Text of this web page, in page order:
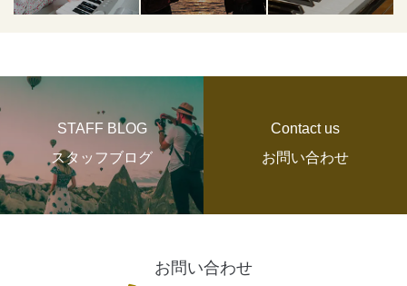
STAFF BLOG
スタッフブログ
Contact us
お問い合わせ
お問い合わせ